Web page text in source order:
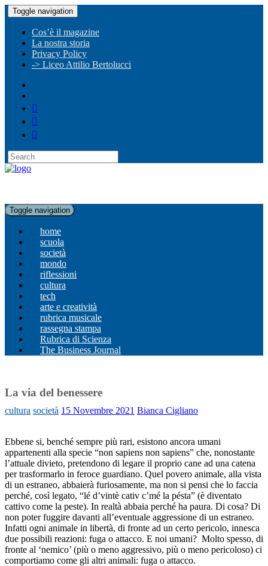
Toggle navigation
Cos’è il magazine
La nostra storia
Privacy Policy
-> Liceo Attilio Bertolucci
Toggle navigation
home
scuola
società
mondo
riflessioni
cultura
tech
arte e creatività
rubrica musicale
rassegna stampa
Rubrica di Scienza
The Business Journal
La via del benessere
cultura società 15 Novembre 2021 Bianca Cigliano
Ebbene si, benché sempre più rari, esistono ancora umani
appartenenti alla specie “non sapiens non sapiens” che, nonostante
l’attuale divieto, pretendono di legare il proprio cane ad una catena
per trasformarlo in feroce guardiano. Quel povero animale, alla vista
di un estraneo, abbaierà furiosamente, ma non si pensi che lo faccia
perché, così legato, “lé d’vintè cativ c’mé la pésta” (è diventato
cattivo come la peste). In realtà abbaia perché ha paura. Di cosa? Di
non poter fuggire davanti all’eventuale aggressione di un estraneo.
Infatti ogni animale in libertà, di fronte ad un certo pericolo, innesca
due possibili reazioni: fuga o attacco. E noi umani? Molto spesso, di
fronte al ‘nemico’ (più o meno aggressivo, più o meno pericoloso) ci
comportiamo come gli altri animali: fuga o attacco.